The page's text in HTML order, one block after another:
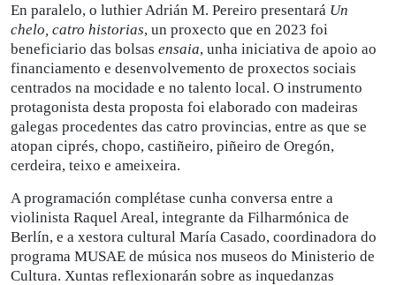
En paralelo, o luthier Adrián M. Pereiro presentará Un
chelo, catro historias, un proxecto que en 2023 foi
beneficiario das bolsas ensaia, unha iniciativa de apoio ao
financiamento e desenvolvemento de proxectos sociais
centrados na mocidade e no talento local. O instrumento
protagonista desta proposta foi elaborado con madeiras
galegas procedentes das catro provincias, entre as que se
atopan ciprés, chopo, castiñeiro, piñeiro de Oregón,
cerdeira, teixo e ameixeira.
A programación complétase cunha conversa entre a
violinista Raquel Areal, integrante da Filharmónica de
Berlín, e a xestora cultural María Casado, coordinadora do
programa MUSAE de música nos museos do Ministerio de
Cultura. Xuntas reflexionarán sobre as inquedanzas